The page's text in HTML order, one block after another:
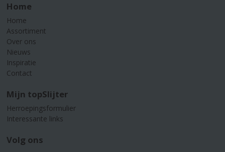
Home
Home
Assortiment
Over ons
Nieuws
Inspiratie
Contact
Mijn topSlijter
Herroepingsformulier
Interessante links
Volg ons